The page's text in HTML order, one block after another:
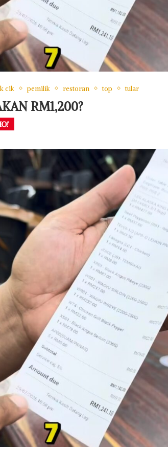
cik pemilik restoran top tular
RM1,200?